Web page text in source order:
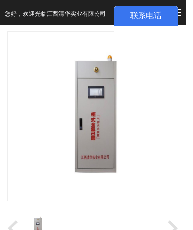
您好，欢迎光临江西清华实业有限公司